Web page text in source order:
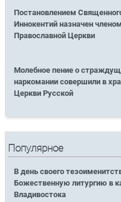
Постановлением
Иннокентий назначен
Православной Церкви
Молебное пение о
наркомании совершили в
Церкви Русской
Популярное
В день своего
Божественную литургию в
Владивостока